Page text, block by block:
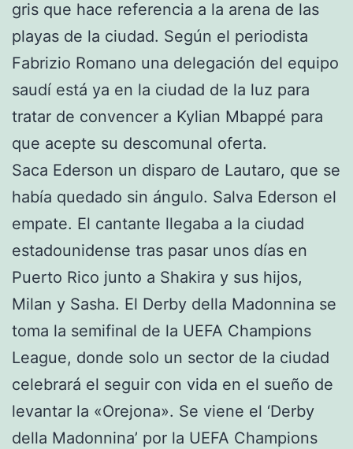
gris que hace referencia a la arena de las
playas de la ciudad. Según el periodista
Fabrizio Romano una delegación del equipo
saudí está ya en la ciudad de la luz para
tratar de convencer a Kylian Mbappé para
que acepte su descomunal oferta.
Saca Ederson un disparo de Lautaro, que se
había quedado sin ángulo. Salva Ederson el
empate. El cantante llegaba a la ciudad
estadounidense tras pasar unos días en
Puerto Rico junto a Shakira y sus hijos,
Milan y Sasha. El Derby della Madonnina se
toma la semifinal de la UEFA Champions
League, donde solo un sector de la ciudad
celebrará el seguir con vida en el sueño de
levantar la «Orejona». Se viene el ‘Derby
della Madonnina’ por la UEFA Champions